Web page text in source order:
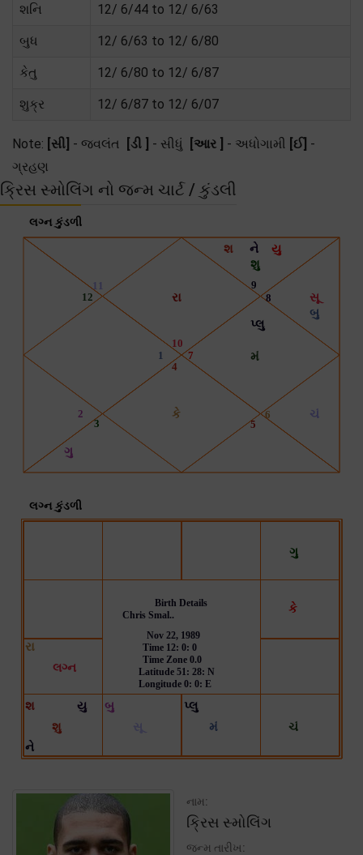
શનિ 12/ 6/44 to 12/ 6/63
બુધ 12/ 6/63 to 12/ 6/80
કેતુ 12/ 6/80 to 12/ 6/87
શુક્ર 12/ 6/87 to 12/ 6/07
Note: [સી] - જ્વલંત [ડી ] - સીધું [આર ] - અધોગામી [ઈ] -
ગ્રહણ
ક્રિસ સ્મોલિંગ નો જન્મ ચાર્ટ / કુંડલી
નામ:
ક્રિસ સ્મોલિંગ
જન્મ તારીખ: